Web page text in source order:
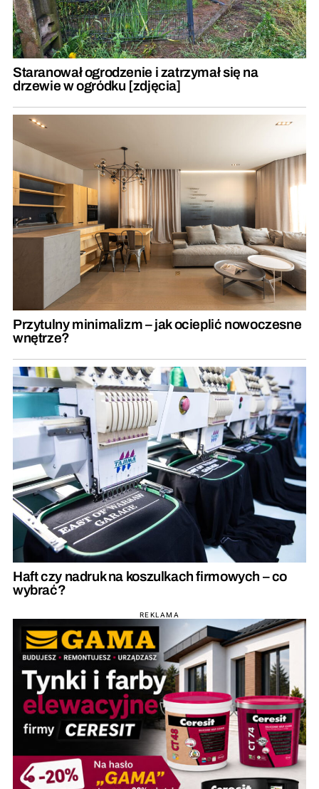
Staranował ogrodzenie i zatrzymał się na
drzewie w ogródku [zdjęcia]
Przytulny minimalizm – jak ocieplić nowoczesne
wnętrze?
Haft czy nadruk na koszulkach firmowych – co
wybrać?
REKLAMA